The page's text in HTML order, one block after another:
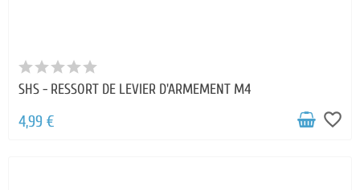
SHS - RESSORT DE LEVIER D'ARMEMENT M4
4,99 € favorite_border